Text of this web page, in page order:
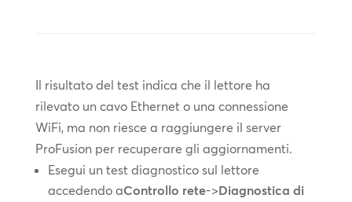
Il risultato del test indica che il lettore ha
rilevato un cavo Ethernet o una connessione
WiFi, ma non riesce a raggiungere il server
ProFusion per recuperare gli aggiornamenti.
Esegui un test diagnostico sul lettore
accedendo aControllo rete->Diagnostica di